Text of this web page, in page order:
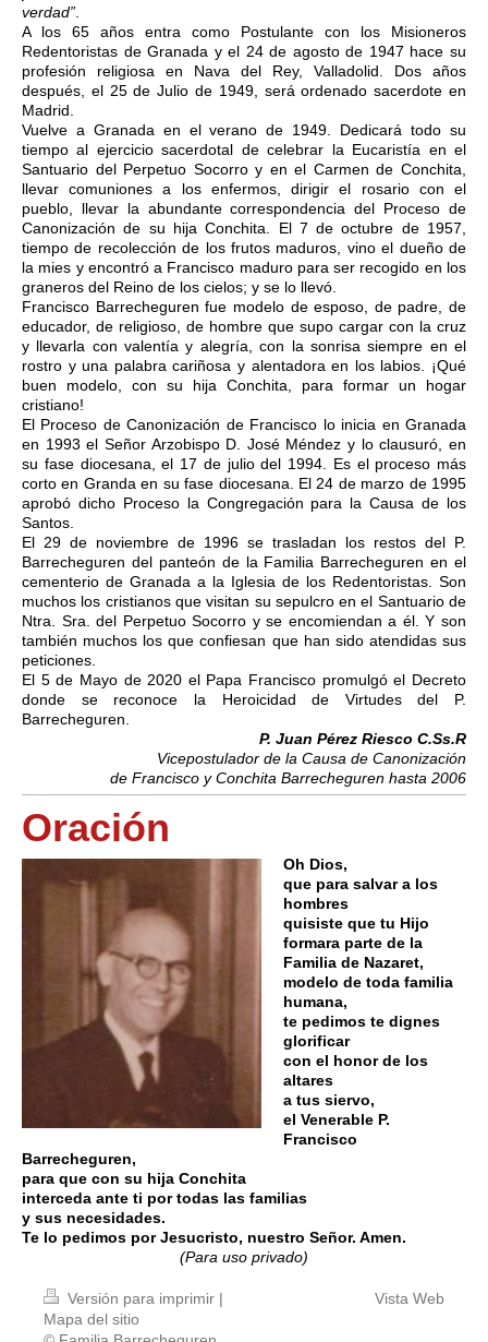
verdad”
A los 65 años entra como Postulante con los Misioneros
Redentoristas de Granada y el 24 de agosto de 1947 hace su
profesión religiosa en Nava del Rey, Valladolid. Dos años
después, el 25 de Julio de 1949, será ordenado sacerdote en
Madrid.
Vuelve a Granada en el verano de 1949. Dedicará todo su
tiempo al ejercicio sacerdotal de celebrar la Eucaristía en el
Santuario del Perpetuo Socorro y en el Carmen de Conchita,
llevar comuniones a los enfermos, dirigir el rosario con el
pueblo, llevar la abundante correspondencia del Proceso de
Canonización de su hija Conchita. El 7 de octubre de 1957,
tiempo de recolección de los frutos maduros, vino el dueño de
la mies y encontró a Francisco maduro para ser recogido en los
graneros del Reino de los cielos; y se lo llevó.
Francisco Barrecheguren fue modelo de esposo, de padre, de
educador, de religioso, de hombre que supo cargar con la cruz
y llevarla con valentía y alegría, con la sonrisa siempre en el
rostro y una palabra cariñosa y alentadora en los labios. ¡Qué
buen modelo, con su hija Conchita, para formar un hogar
cristiano!
El Proceso de Canonización de Francisco lo inicia en Granada
en 1993 el Señor Arzobispo D. José Méndez y lo clausuró, en
su fase diocesana, el 17 de julio del 1994. Es el proceso más
corto en Granda en su fase diocesana. El 24 de marzo de 1995
aprobó dicho Proceso la Congregación para la Causa de los
Santos.
El 29 de noviembre de 1996 se trasladan los restos del P.
Barrecheguren del panteón de la Familia Barrecheguren en el
cementerio de Granada a la Iglesia de los Redentoristas. Son
muchos los cristianos que visitan su sepulcro en el Santuario de
Ntra. Sra. del Perpetuo Socorro y se encomiendan a él. Y son
también muchos los que confiesan que han sido atendidas sus
peticiones.
El 5 de Mayo de 2020 el Papa Francisco promulgó el Decreto
donde se reconoce la Heroicidad de Virtudes del P.
Barrecheguren.
P. Juan Pérez Riesco C.Ss.R
Vicepostulador de la Causa de Canonización
de Francisco y Conchita Barrecheguren hasta 2006
Oración
Oh Dios,
que para salvar a los
hombres
quisiste que tu Hijo
formara parte de la
Familia de Nazaret,
modelo de toda familia
humana,
te pedimos te dignes
glorificar
con el honor de los
altares
a tus siervo,
el Venerable P.
Francisco
Barrecheguren,
para que con su hija Conchita
interceda ante ti por todas las familias
y sus necesidades.
Te lo pedimos por Jesucristo, nuestro Señor. Amen.
(Para uso privado)
Versión para imprimir |
Mapa del sitio
Vista Web